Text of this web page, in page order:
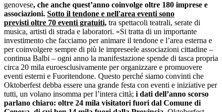
genovese, che anche quest’anno coinvolge oltre 180 imprese e
associazioni. Sotto il tendone e nell'area eventi sono
previsti oltre 70 eventi gratuiti, tra spettacoli teatrali, serate di
musica, artisti di strada e laboratori. «Si tratta di un importante
investimento che facciamo per animare il tendone e l’area esterna e
per coinvolgere sempre di più le impreseele associazioni cittadine –
continua Balbi – ogni anno la manifestazione spende di tasca propria
circa 20 mila euroesclusivamente per organizzare e promuovere
eventi esterni e Fuoritendone. Questo perché siamo convinti che
Oktoberfest debba essere una grande festa con eventi e iniziative per
tutti, un volano insomma per l’intera città; i dati dell’anno scorso
parlano chiaro: oltre 24 mila visitatori fuori dal Comune di